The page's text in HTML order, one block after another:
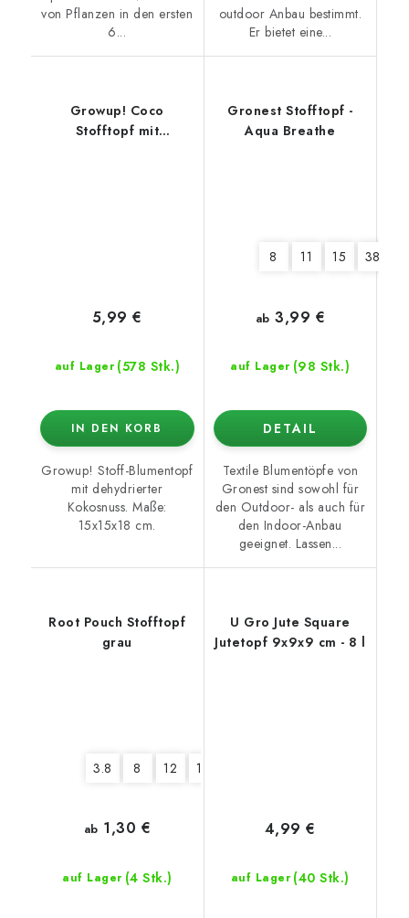
von Pflanzen in den ersten
6...
outdoor Anbau bestimmt.
Er bietet eine...
Growup! Coco
Stofftopf mit
auf Lager (578 Stk.)
5,99 €
IN DEN KORB
Growup! Stoff-Blumentopf
mit dehydrierter
Kokosnuss. Maße:
15x15x18 cm.
Gronest Stofftopf -
Aqua Breathe
8 11 15 380
auf Lager (98 Stk.)
ab 3,99 €
DETAIL
Textile Blumentöpfe von
Gronest sind sowohl für
den Outdoor- als auch für
den Indoor-Anbau
geeignet. Lassen...
Root Pouch Stofftopf
grau
3.8 8 12 16
auf Lager (4 Stk.)
ab 1,30 €
U Gro Jute Square
Jutetopf 9x9x9 cm - 8 l
auf Lager (40 Stk.)
4,99 €